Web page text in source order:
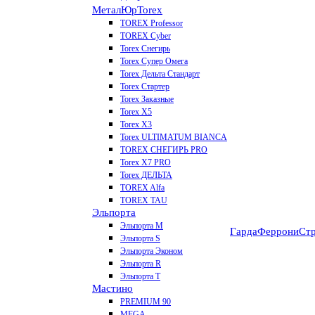
МеталЮрTorex
TOREX Professor
TOREX Cyber
Torex Снегирь
Torex Супер Омега
Torex Дельта Стандарт
Torex Стартер
Torex Заказные
Torex Х5
Torex Х3
Torex ULTIMATUM BIANCA
TOREX СНЕГИРЬ PRO
Torex X7 PRO
Torex ДЕЛЬТА
TOREX Alfa
TOREX TAU
Эльпорта
Эльпорта M
Эльпорта S
Эльпорта Эконом
Эльпорта R
Эльпорта Т
Мастино
PREMIUM 90
ГардаФеррони